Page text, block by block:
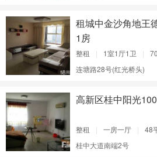
租城中金沙角地王
1房
整租 | 1室1厅1卫 |
连塘路28号(红光桥头)
高新区桂中阳光
整租 | 一房一厅 | 48
桂中大道南端2号